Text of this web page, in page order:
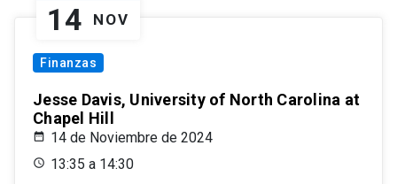
14 NOV
Finanzas
Jesse Davis, University of North Carolina at
Chapel Hill
14 de Noviembre de 2024
13:35 a 14:30